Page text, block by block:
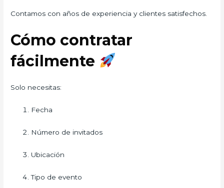
Contamos con años de experiencia y clientes satisfechos.
Cómo contratar
fácilmente
Solo necesitas:
Fecha
Número de invitados
Ubicación
Tipo de evento